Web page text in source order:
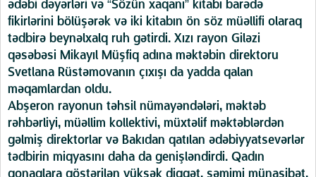
ədəbi dəyərləri və “Sözün xaqanı” kitabı barədə
fikirlərini bölüşərək və iki kitabın ön söz müəllifi olaraq
tədbirə beynəlxalq ruh gətirdi. Xızı rayon Giləzi
qəsəbəsi Mikayıl Müşfiq adına məktəbin direktoru
Svetlana Rüstəmovanın çıxışı da yadda qalan
məqamlardan oldu.
Abşeron rayonun təhsil nümayəndələri, məktəb
rəhbərliyi, müəllim kollektivi, müxtəlif məktəblərdən
gəlmiş direktorlar və Bakıdan qatılan ədəbiyyatsevərlər
tədbirin miqyasını daha da genişləndirdi. Qadın
qonaqlara göstərilən yüksək diqqət, səmimi münasibət,